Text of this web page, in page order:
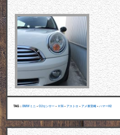
TAG : BMWミニ • O2センサー • Ｒ56 • アストロ • アメ車宮崎 • ハマーH2